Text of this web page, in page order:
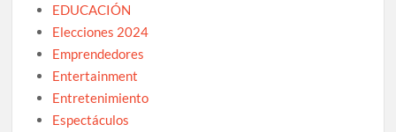
EDUCACIÓN
Elecciones 2024
Emprendedores
Entertainment
Entretenimiento
Espectáculos